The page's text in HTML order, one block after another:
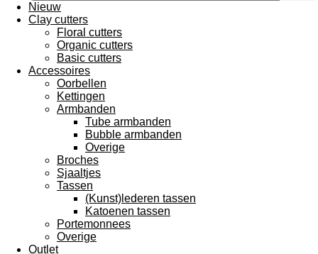
Nieuw
Clay cutters
Floral cutters
Organic cutters
Basic cutters
Accessoires
Oorbellen
Kettingen
Armbanden
Tube armbanden
Bubble armbanden
Overige
Broches
Sjaaltjes
Tassen
(Kunst)lederen tassen
Katoenen tassen
Portemonnees
Overige
Outlet